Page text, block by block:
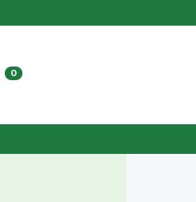
0